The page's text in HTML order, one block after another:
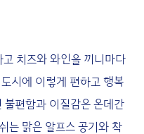
치즈와 와인을 끼니마다
시에 이렇게 편하고 행복
편함과 이질감은 온데간
는 맑은 알프스 공기와 착